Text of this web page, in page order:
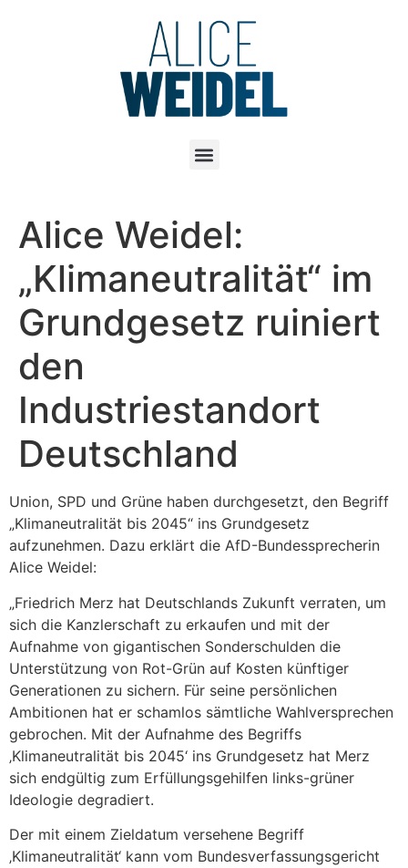
Alice Weidel:
„Klimaneutralität“ im
Grundgesetz ruiniert
den
Industriestandort
Deutschland
Union, SPD und Grüne haben durchgesetzt, den Begriff
„Klimaneutralität bis 2045“ ins Grundgesetz
aufzunehmen. Dazu erklärt die AfD-Bundessprecherin
Alice Weidel:
„Friedrich Merz hat Deutschlands Zukunft verraten, um
sich die Kanzlerschaft zu erkaufen und mit der
Aufnahme von gigantischen Sonderschulden die
Unterstützung von Rot-Grün auf Kosten künftiger
Generationen zu sichern. Für seine persönlichen
Ambitionen hat er schamlos sämtliche Wahlversprechen
gebrochen. Mit der Aufnahme des Begriffs
‚Klimaneutralität bis 2045‘ ins Grundgesetz hat Merz
sich endgültig zum Erfüllungsgehilfen links-grüner
Ideologie degradiert.
Der mit einem Zieldatum versehene Begriff
‚Klimaneutralität‘ kann vom Bundesverfassungsgericht